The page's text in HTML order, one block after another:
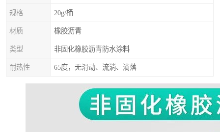
规格 20g/桶
材质 橡胶沥青
类型 非固化橡胶沥青防水涂料
耐热性 65度，无滑动、流淌、滴落